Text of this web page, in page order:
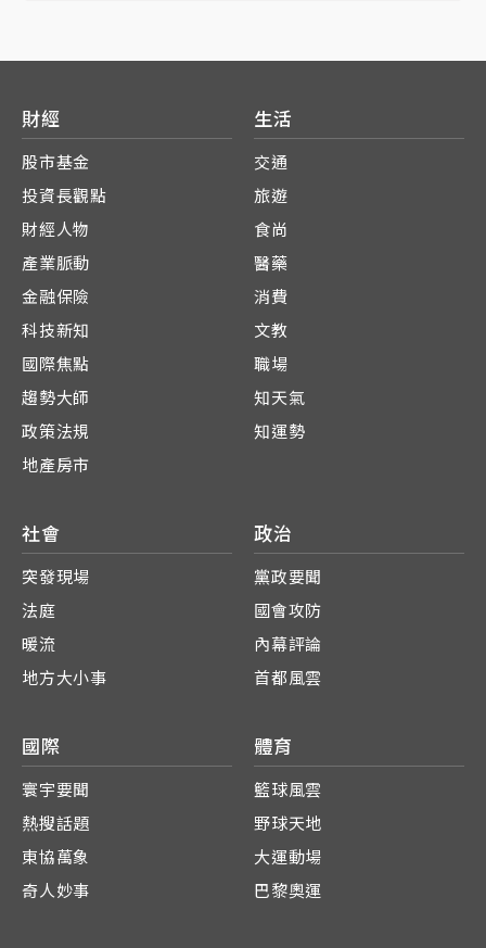
財經
股市基金
投資長觀點
財經人物
產業脈動
金融保險
科技新知
國際焦點
趨勢大師
政策法規
地產房市
生活
交通
旅遊
食尚
醫藥
消費
文教
職場
知天氣
知運勢
社會
突發現場
法庭
暖流
地方大小事
政治
黨政要聞
國會攻防
內幕評論
首都風雲
國際
寰宇要聞
熱搜話題
東協萬象
奇人妙事
體育
籃球風雲
野球天地
大運動場
巴黎奧運